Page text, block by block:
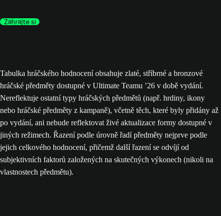
Zahrajte si
Tabulka hráčského hodnocení obsahuje zlaté, stříbrné a bronzové
hráčské předměty dostupné v Ultimate Teamu ’26 v době vydání.
Nereflektuje ostatní typy hráčských předmětů (např. hrdiny, ikony
nebo hráčské předměty z kampaně), včetně těch, které byly přidány až
po vydání, ani nebude reflektovat živé aktualizace formy dostupné v
jiných režimech. Řazení podle úrovně řadí předměty nejprve podle
jejich celkového hodnocení, přičemž další řazení se odvíjí od
subjektivních faktorů založených na skutečných výkonech (nikoli na
vlastnostech předmětu).